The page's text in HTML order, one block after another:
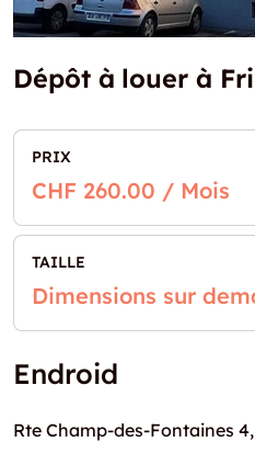
Dépôt à louer à
PRIX
CHF 260.00 / Mois
TAILLE
Dimensions sur
Endroid
Rte Champ-des-Fontaines